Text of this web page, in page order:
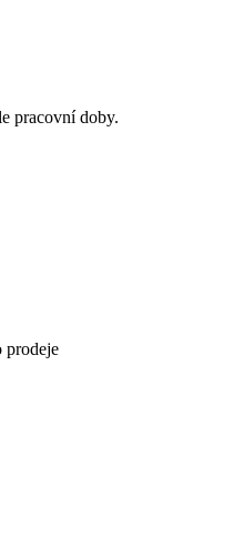
pracovní doby.
prodeje